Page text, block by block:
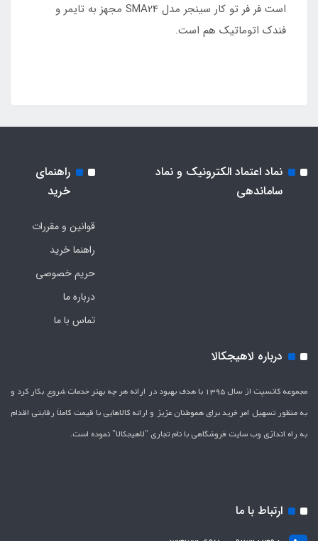
است فر فر تو کار سینجر مدل SMA24 مجهز به تایمر و
فندک اتوماتیک هم است.
نماد اعتماد الکترونیک و نماد
ساماندهی
راهنمای
خرید
قوانین و مقررات
راهنما خرید
حریم خصوصی
درباره ما
تماس با ما
درباره لاهیجکالا
مجموعه کانسپت از سال 1395 با هدف بهبود در ارائه هر چه بهتر خدمات شروع بکار کرد و
به منظور تسهیل امر خرید برای هموطنان عزیز و ارائه کالاهایی با قیمت کاملاَ رقابتی اقدام
به راه اندازی وب سایت فروشگاهی با نام تجاری "لاهیج­کالا" نموده است.
ارتباط با ما